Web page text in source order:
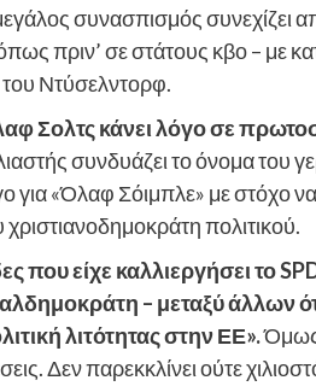
συνασπισμός συνεχίζει
πριν’ σε στάτους κβο – με
του Ντύσελντορφ.
Σολτς κάνει λόγο σε
συνδυάζει το όνομα του
«Όλαφ Σόιμπλε» με στόχο να
πολιτικού.
που είχε καλλιεργήσει το
– μεταξύ άλλων
λιτότητας στην ΕΕ».Όμως
Δεν παρεκκλίνει ούτε